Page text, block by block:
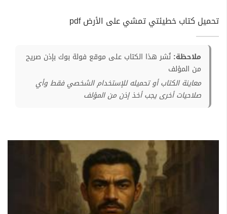
تحميل كتاب خطيئتي تمشي على الأرض pdf
ملاحظة: نُشر هذا الكتاب على موقع فولة بوك بإذن صريح
من المؤلف
معاينة الكتاب أو تحميله للإستخدام الشخصي فقط وأي
صلاحيات أخرى يجب أخذ إذن من المؤلف